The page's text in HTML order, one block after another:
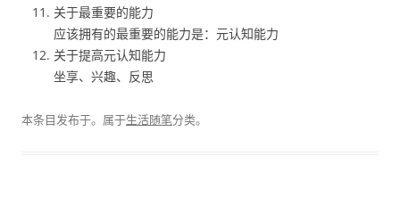
关于最重要的能力
应该拥有的最重要的能力是：元认知能力
关于提高元认知能力
坐享、兴趣、反思
本条目发布于。属于生活随笔分类。